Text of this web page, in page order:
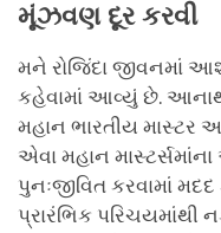
મૂંઝવણ દૂર કરવી
મને રોજિંદા જીવનમાં
કહેવામાં આવ્યું છે.
મહાન ભારતીય
એવા મહાન
પુનઃજીવિત કરવામાં
પ્રારંભિક પરિચયમાંથી